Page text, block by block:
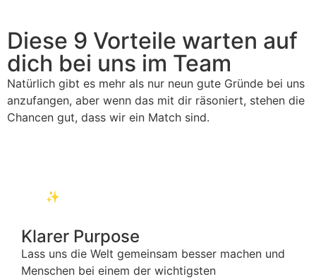
Diese 9 Vorteile warten auf
dich bei uns im Team
Natürlich gibt es mehr als nur neun gute Gründe bei uns
anzufangen, aber wenn das mit dir räsoniert, stehen die
Chancen gut, dass wir ein Match sind.
✨
Klarer Purpose
Lass uns die Welt gemeinsam besser machen und
Menschen bei einem der wichtigsten